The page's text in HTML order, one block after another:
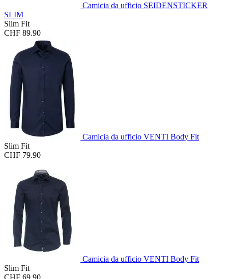
Camicia da ufficio SEIDENSTICKER
SLIM
Slim Fit
CHF 89.90
Camicia da ufficio VENTI Body Fit
Slim Fit
CHF 79.90
Camicia da ufficio VENTI Body Fit
Slim Fit
CHF 69.90